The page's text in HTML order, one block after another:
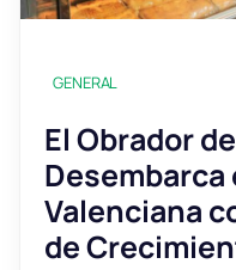
GENERAL
El Obrador
Desembarca
Valenciana
de